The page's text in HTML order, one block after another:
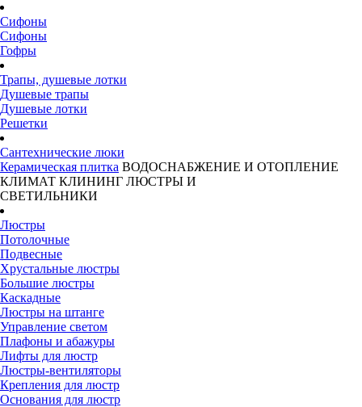
Сифоны
Сифоны
Гофры
Трапы, душевые лотки
Душевые трапы
Душевые лотки
Решетки
Сантехнические люки
Керамическая плитка ВОДОСНАБЖЕНИЕ И ОТОПЛЕНИЕ
КЛИМАТ КЛИНИНГ ЛЮСТРЫ И
СВЕТИЛЬНИКИ
Люстры
Потолочные
Подвесные
Хрустальные люстры
Большие люстры
Каскадные
Люстры на штанге
Управление светом
Плафоны и абажуры
Лифты для люстр
Люстры-вентиляторы
Крепления для люстр
Основания для люстр